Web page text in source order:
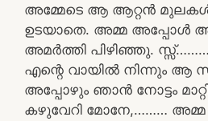
അമ്മേടെ ആ ആറ്റൻ
ഉടയാതെ. അമ്മ അപ്പോൾ
അമർത്തി പിഴിഞ്ഞു.
എന്റെ വായിൽ നിന്നും ആ
അപ്പോഴും ഞാൻ നോട്ടം
കഴുവേറി മോനേ,………